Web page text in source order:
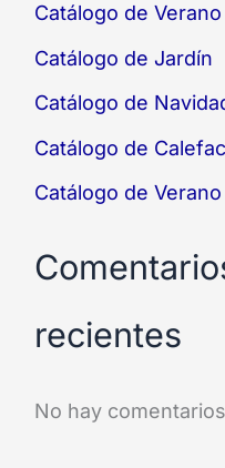
Catálogo de Verano
Catálogo de Jardín
Catálogo de
Catálogo de
Catálogo de Verano
recientes
No hay